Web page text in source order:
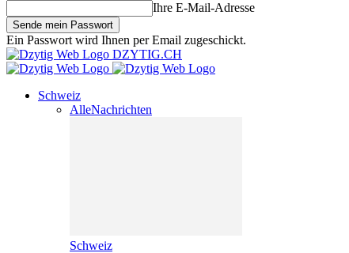
Ihre E-Mail-Adresse
Ein Passwort wird Ihnen per Email zugeschickt.
DZYTIG.CH
Schweiz
AlleNachrichten
Schweiz